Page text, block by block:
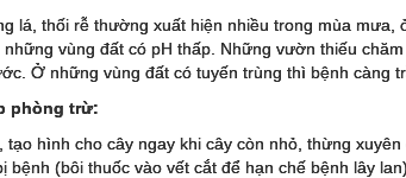
lá, thối rễ thường xuất hiện nhiều trong mùa
những vùng đất có pH thấp. Những vườn thiếu
Ở những vùng đất có tuyến trùng thì bệnh càng
phòng trừ:
tạo hình cho cây ngay khi cây còn nhỏ, thừng
bệnh (bôi thuốc vào vết cắt để hạn chế bệnh lây